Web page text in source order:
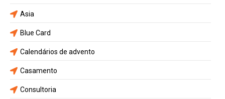
Asia
Blue Card
Calendários de advento
Casamento
Consultoria